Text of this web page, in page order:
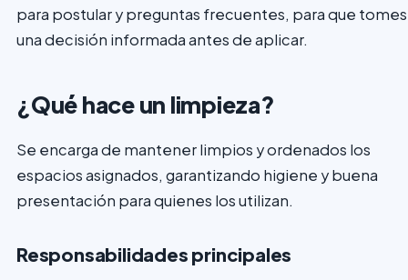
para postular y preguntas frecuentes, para que tomes
una decisión informada antes de aplicar.
¿Qué hace un limpieza?
Se encarga de mantener limpios y ordenados los
espacios asignados, garantizando higiene y buena
presentación para quienes los utilizan.
Responsabilidades principales